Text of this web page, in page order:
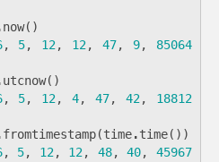
now()
, 5, 12 , 12 , 47, 9,
85064
utcnow()
, 5, 12 , 4, 47, 42 ,
18812
fromtimestamp(time.time())
, 5, 12 , 12 , 48, 40,
45967